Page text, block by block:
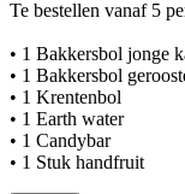
Te bestellen vanaf 5
• 1 Bakkersbol jonge
• 1 Bakkersbol
• 1 Krentenbol
• 1 Earth water
• 1 Candybar
• 1 Stuk handfruit